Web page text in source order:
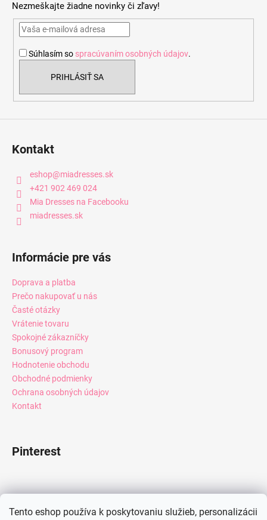
Tento eshop používa k poskytovaniu služieb, personalizácii
Nezmeškajte žiadne novinky či zľavy!
Súhlasím so spracúvaním osobných údajov.
PRIHLÁSIŤ SA
Kontakt
eshop@miadresses.sk
+421 902 469 024
Mia Dresses na Facebooku
miadresses.sk
Informácie pre vás
Doprava a platba
Prečo nakupovať u nás
Časté otázky
Vrátenie tovaru
Spokojné zákazníčky
Bonusový program
Hodnotenie obchodu
Obchodné podmienky
Ochrana osobných údajov
Kontakt
Pinterest